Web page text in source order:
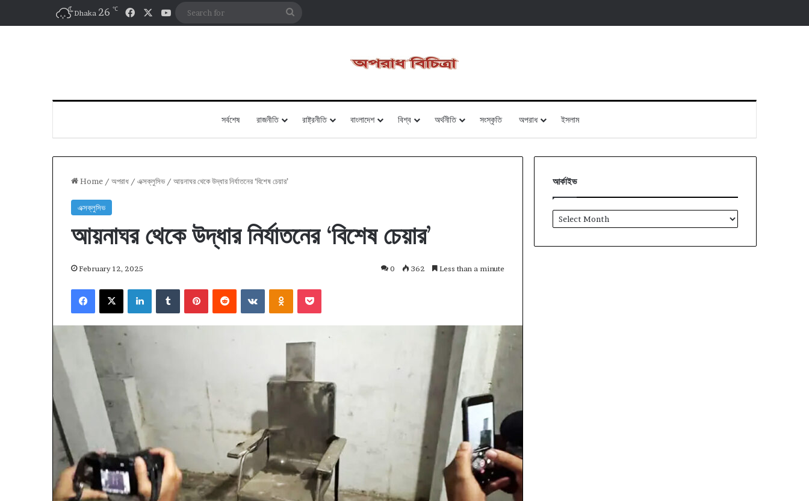
Dhaka 26 ℃ FacebookYouTube
সর্বশেষ রাজনীতি রাষ্ট্রনীতি বাংলাদেশ বিশ্ব অর্থনীতি সংস্কৃতি অপরাধ ইসলাম
Home / অপরাধ / এক্সক্লুসিভ / আয়নাঘর থেকে উদ্ধার নির্যাতনের ‘বিশেষ চেয়ার’
এক্সক্লুসিভ
আয়নাঘর থেকে উদ্ধার নির্যাতনের ‘বিশেষ চেয়ার’
February 12, 2025 0 362 Less than a minute
Facebook
X LinkedInTumblrPinterestReddit VKontakteOdnoklassniki
Pocket
আর্কাইভ
আর্কাইভ